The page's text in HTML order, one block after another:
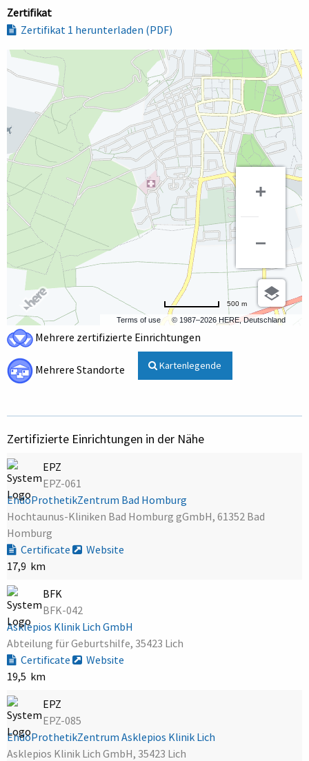
Zertifikat
Zertifikat 1 herunterladen (PDF)
Terms of use © 1987–2026 HERE, Deutschland
500 m
Mehrere zertifizierte Einrichtungen
Mehrere Standorte Kartenlegende
Zertifizierte Einrichtungen in der Nähe
EPZ
EPZ-061
EndoProthetikZentrum Bad Homburg
Hochtaunus-Kliniken Bad Homburg gGmbH, 61352 Bad
Homburg
Certificate
Website
17,9 km
BFK
BFK-042
Asklepios Klinik Lich GmbH
Abteilung für Geburtshilfe, 35423 Lich
Certificate
Website
19,5 km
EPZ
EPZ-085
EndoProthetikZentrum Asklepios Klinik Lich
Asklepios Klinik Lich GmbH, 35423 Lich